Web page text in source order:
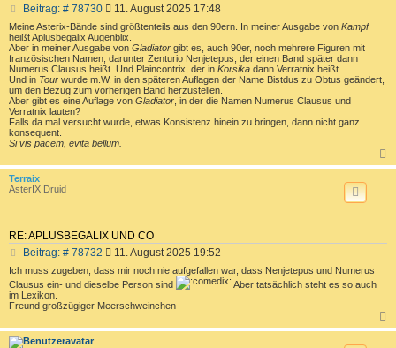
Beitrag: # 78730B
e
i
t
r
a
g
11. August 2025 17:48
Meine Asterix-Bände sind größtenteils aus den 90ern. In meiner Ausgabe von Kampf
heißt Aplusbegalix Augenblix.
Aber in meiner Ausgabe von Gladiator gibt es, auch 90er, noch mehrere Figuren mit
französischen Namen, darunter Zenturio Nenjetepus, der einen Band später dann
Numerus Clausus heißt. Und Plaincontrix, der in Korsika dann Verratnix heißt.
Und in Tour wurde m.W. in den späteren Auflagen der Name Bistdus zu Obtus geändert,
um den Bezug zum vorherigen Band herzustellen.
Aber gibt es eine Auflage von Gladiator , in der die Namen Numerus Clausus und
Verratnix lauten?
Falls da mal versucht wurde, etwas Konsistenz hinein zu bringen, dann nicht ganz
konsequent.
Si vis pacem, evita bellum.
a
Terraix
AsterIX Druid
RE: APLUSBEGALIX UND CO
Beitrag: # 78732B
i
t
r
g
11. August 2025 19:52
Ich muss zugeben, dass mir noch nie aufgefallen war, dass Nenjetepus und Numerus
Clausus ein- und dieselbe Person sind
Aber tatsächlich steht es so auch
im Lexikon.
Freund großzügiger Meerschweinchen
a